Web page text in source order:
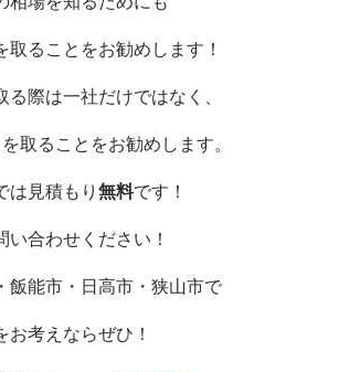
取ることをお勧めします！
る際は一社だけではなく、
取ることをお勧めします。
は見積もり無料です！
い合わせください！
飯能市・日高市・狭山市で
お考えならぜひ！